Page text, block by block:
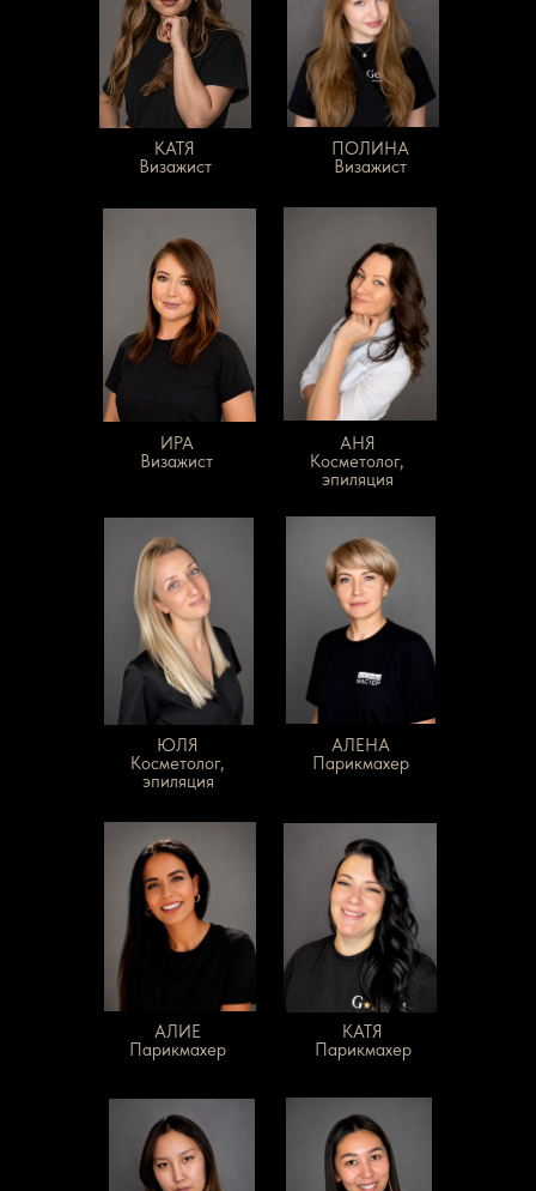
КАТЯ
Визажист
ПОЛИНА
Визажист
АНЯ
Косметолог,
эпиляция
ЮЛЯ
Косметолог,
эпиляция
АЛЕНА
Парикмахер
ИРА
Визажист
АЛИЕ
Парикмахер
КАТЯ
Парикмахер